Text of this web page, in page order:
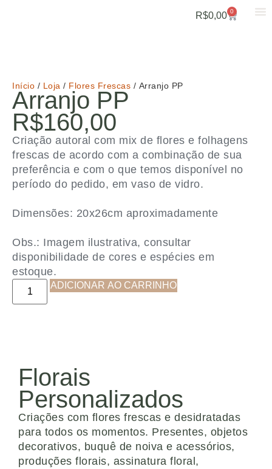
R$0,00 0
Início / Loja / Flores Frescas / Arranjo PP
Arranjo PP
R$160,00
Criação autoral com mix de flores e folhagens
frescas de acordo com a combinação de sua
preferência e com o que temos disponível no
período do pedido, em vaso de vidro.
Dimensões: 20x26cm aproximadamente
Obs.: Imagem ilustrativa, consultar
disponibilidade de cores e espécies em
estoque.
ADICIONAR AO CARRINHO
Florais
Personalizados
Criações com flores frescas e desidratadas
para todos os momentos. Presentes, objetos
decorativos, buquê de noiva e acessórios,
produções florais, assinatura floral,